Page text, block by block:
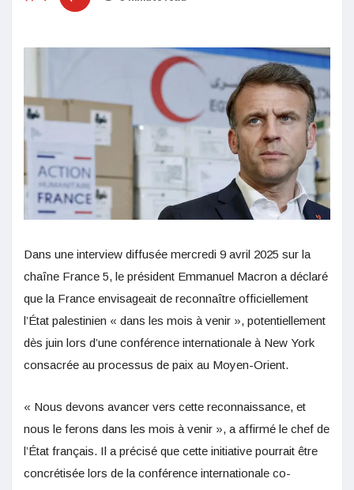
Dans une interview diffusée mercredi 9 avril 2025 sur la
chaîne France 5, le président Emmanuel Macron a déclaré
que la France envisageait de reconnaître officiellement
l’État palestinien « dans les mois à venir », potentiellement
dès juin lors d’une conférence internationale à New York
consacrée au processus de paix au Moyen-Orient.
« Nous devons avancer vers cette reconnaissance, et
nous le ferons dans les mois à venir », a affirmé le chef de
l’État français. Il a précisé que cette initiative pourrait être
concrétisée lors de la conférence internationale co-